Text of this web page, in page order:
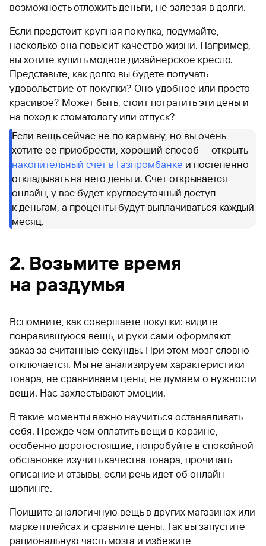
возможность отложить деньги, не залезая в долги.
Если предстоит крупная покупка, подумайте,
насколько она повысит качество жизни. Например,
вы хотите купить модное дизайнерское кресло.
Представьте, как долго вы будете получать
удовольствие от покупки? Оно удобное или просто
красивое? Может быть, стоит потратить эти деньги
на поход к стоматологу или отпуск?
Если вещь сейчас не по карману, но вы очень
хотите ее приобрести, хороший способ — открыть
накопительный счет в Газпромбанке и постепенно
откладывать на него деньги. Счет открывается
онлайн, у вас будет круглосуточный доступ
к деньгам, а проценты будут выплачиваться каждый
месяц.
2. Возьмите время
на раздумья
Вспомните, как совершаете покупки: видите
понравившуюся вещь, и руки сами оформляют
заказ за считанные секунды. При этом мозг словно
отключается. Мы не анализируем характеристики
товара, не сравниваем цены, не думаем о нужности
вещи. Нас захлестывают эмоции.
В такие моменты важно научиться останавливать
себя. Прежде чем оплатить вещи в корзине,
особенно дорогостоящие, попробуйте в спокойной
обстановке изучить качества товара, прочитать
описание и отзывы, если речь идет об онлайн-
шопинге.
Поищите аналогичную вещь в других магазинах или
маркетплейсах и сравните цены. Так вы запустите
рациональную часть мозга и избежите